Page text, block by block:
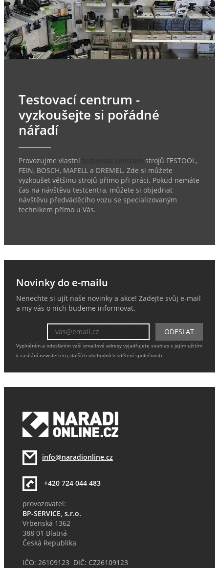
Testovací centrum -
vyzkoušejte si pořádné
nářadí
Provozujme vlastní
strojů FESTOOL,
FEIN, BOSCH, MAFELL a DREMEL. Zde si můžete
vyzkoušet většinu strojů přímo při práci. Pokud nemáte
čas na návštěvu testcentra, můžete si objednat
návštěvu předváděcího vozu se specializovaným
technikem přímo u Vás.
Novinky do e-mailu
Nenechte si ujít naše novinky a akce! Zadejte svůj e-mail
a my vás o nich budeme informovat.
Vyplněním a odesláním vaší emailové adresy vyjadřujete souhlas s jejím užitím
k zasílání newsletteru, dalších obchodních sdělení společnosti
info@naradionline.cz
+420 724 044 483
provozovatel:
BP-SERVICE, s.r.o.
Vrbenská 1362
388 01 Blatná
Česká Republika
IČO: 26109123 DIČ: CZ26109123